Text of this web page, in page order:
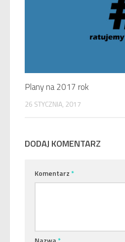
Plany na 2017 rok
26 STYCZNIA, 2017
DODAJ KOMENTARZ
Komentarz*